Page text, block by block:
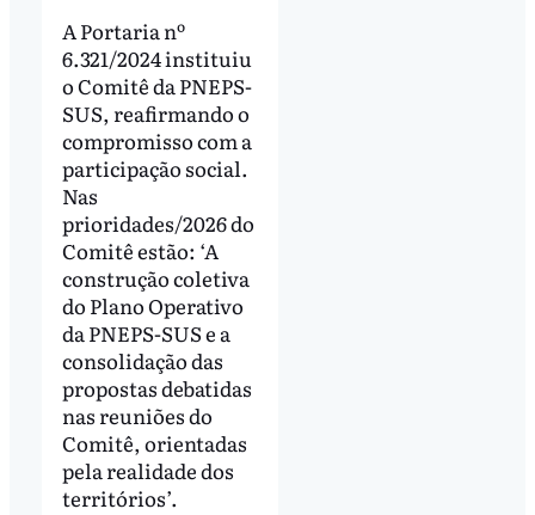
A Portaria nº
6.321/2024 instituiu
o Comitê da PNEPS-
SUS, reafirmando o
compromisso com a
participação social.
Nas
prioridades/2026 do
Comitê estão: ‘A
construção coletiva
do Plano Operativo
da PNEPS-SUS e a
consolidação das
propostas debatidas
nas reuniões do
Comitê, orientadas
pela realidade dos
territórios’.